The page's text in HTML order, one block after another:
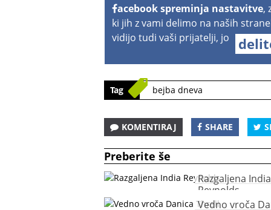
acebook spreminja nastavitve,
ki jih z vami delimo na naših
vidijo tudi vaši prijatelji, jo
Tag bejba dneva
KOMENTIRAJ SHARE
Preberite še
Razgaljena India
Reynolds
Vedno vroča